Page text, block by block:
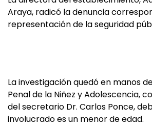
Araya, radicó la denuncia
representación de la seguridad
La investigación quedó en manos
Penal de la Niñez y Adolescencia,
del secretario Dr. Carlos Ponce,
involucrado es un menor de edad.